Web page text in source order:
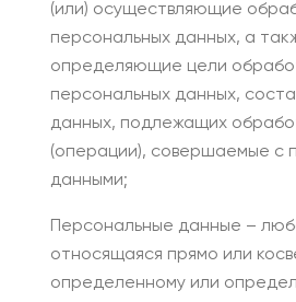
(или) осуществляющие
персональных данных, а
определяющие цели
персональных данных,
данных, подлежащих
(операции), совершаемые с
данными;
Персональные данные –
относящаяся прямо или
определенному или